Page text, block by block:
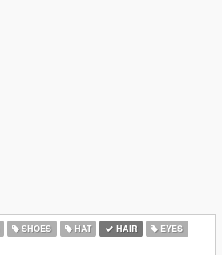
SHOES HAT HAIR
EYES